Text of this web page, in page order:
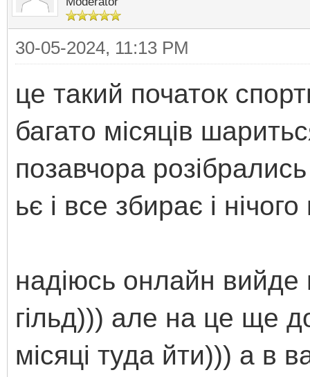
30-05-2024, 11:13 PM
це такий початок
багато місяців
позавчора
ьє і все збирає і
надіюсь онлайн
гільд))) але на це ще
місяці туда йти))) а в